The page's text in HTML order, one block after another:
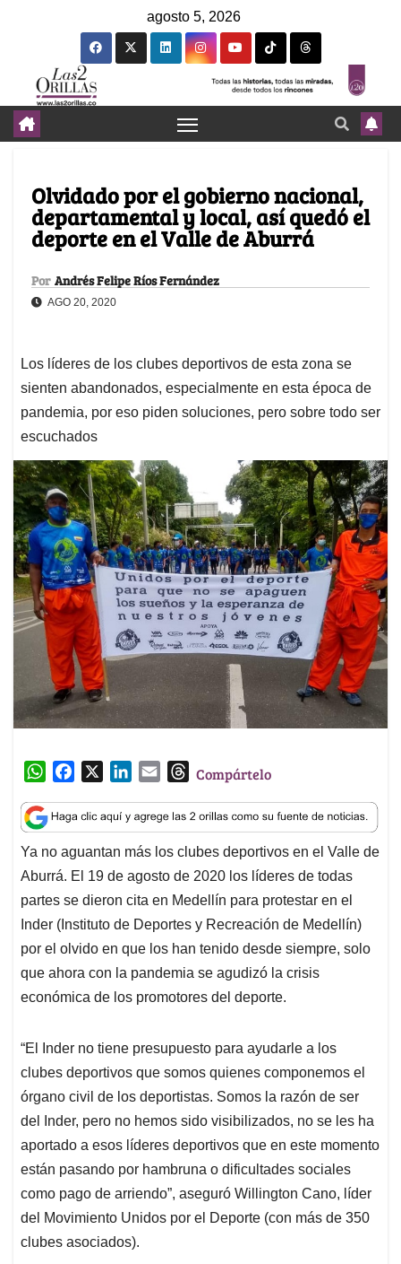
agosto 5, 2026
Olvidado por el gobierno nacional,
departamental y local, así quedó el
deporte en el Valle de Aburrá
Por Andrés Felipe Ríos Fernández
AGO 20, 2020
Los líderes de los clubes deportivos de esta zona se
sienten abandonados, especialmente en esta época de
pandemia, por eso piden soluciones, pero sobre todo ser
escuchados
W
a
t
s
A
p
p
c
e
b
o
o
k
n
k
e
d
I
n
a
i
l
T
r
e
a
d
s
Compártelo
Ya no aguantan más los clubes deportivos en el Valle de
Aburrá. El 19 de agosto de 2020 los líderes de todas
partes se dieron cita en Medellín para protestar en el
Inder (Instituto de Deportes y Recreación de Medellín)
por el olvido en que los han tenido desde siempre, solo
que ahora con la pandemia se agudizó la crisis
económica de los promotores del deporte.
“El Inder no tiene presupuesto para ayudarle a los
clubes deportivos que somos quienes componemos el
órgano civil de los deportistas. Somos la razón de ser
del Inder, pero no hemos sido visibilizados, no se les ha
aportado a esos líderes deportivos que en este momento
están pasando por hambruna o dificultades sociales
como pago de arriendo”, aseguró Willington Cano, líder
del Movimiento Unidos por el Deporte (con más de 350
clubes asociados).